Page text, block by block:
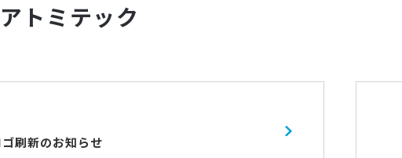
トミテック
刷新のお知らせ